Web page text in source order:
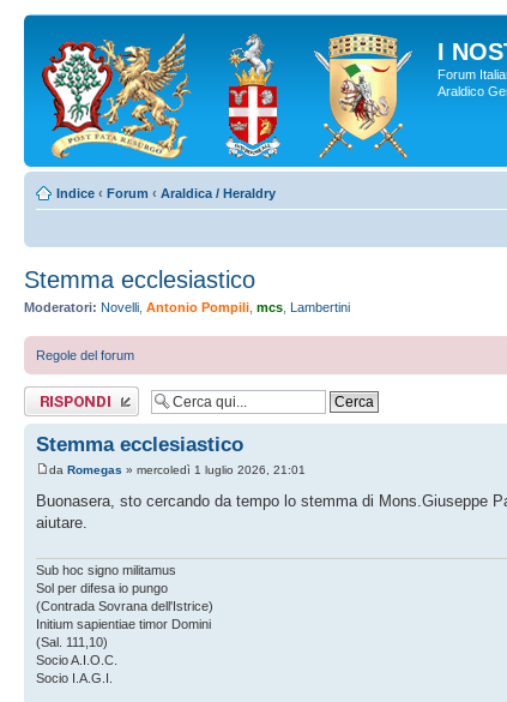
I
Forum
Araldico
Indice ‹ Forum ‹ Araldica / Heraldry
Stemma ecclesiastico
Moderatori: Novelli Antonio Pompili mcs Lambertini
Regole del forum
Rispondi al
messaggio
Stemma ecclesiastico
da Romegas » mercoledì 1 luglio 2026, 21:01
Buonasera, sto cercando da tempo lo stemma di Mons.Giuseppe
aiutare.
Sub hoc signo militamus
Sol per difesa io pungo
(Contrada Sovrana dell'Istrice)
Initium sapientiae timor Domini
(Sal. 111,10)
Socio A.I.O.C.
Socio I.A.G.I.